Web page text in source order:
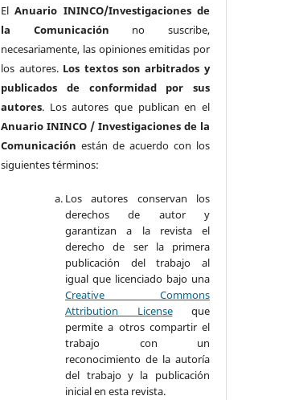
ElAnuario ININCO/Investigaciones de
la Comunicación no suscribe,
necesariamente, las opiniones emitidas por
los autores.Los textos son arbitrados y
publicados de conformidad por sus
autores. Los autores que publican en el
Anuario ININCO / Investigaciones de la
Comunicaciónestán de acuerdo con los
siguientes términos:
Los autores conservan los
derechos de autor y
garantizan a la revista el
derecho de ser la primera
publicación del trabajo al
igual que licenciado bajo una
Creative Commons
Attribution Licenseque
permite a otros compartir el
trabajo con un
reconocimiento de la autoría
del trabajo y la publicación
inicial en esta revista.